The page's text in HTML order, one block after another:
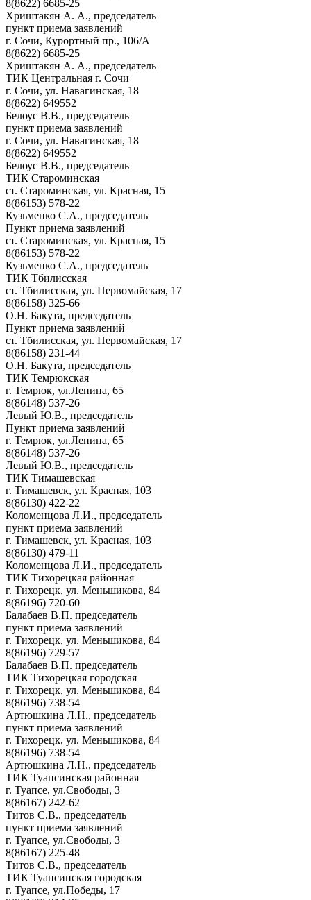
8(8622) 6685-25
Хриштакян А. А., председатель
пункт приема заявлений
г. Сочи, Курортный пр., 106/А
8(8622) 6685-25
Хриштакян А. А., председатель
ТИК Центральная г. Сочи
г. Сочи, ул. Навагинская, 18
8(8622) 649552
Белоус В.В., председатель
пункт приема заявлений
г. Сочи, ул. Навагинская, 18
8(8622) 649552
Белоус В.В., председатель
ТИК Староминская
ст. Староминская, ул. Красная, 15
8(86153) 578-22
Кузьменко С.А., председатель
Пункт приема заявлений
ст. Староминская, ул. Красная, 15
8(86153) 578-22
Кузьменко С.А., председатель
ТИК Тбилисская
ст. Тбилисская, ул. Первомайская, 17
8(86158) 325-66
О.Н. Бакута, председатель
Пункт приема заявлений
ст. Тбилисская, ул. Первомайская, 17
8(86158) 231-44
О.Н. Бакута, председатель
ТИК Темрюкская
г. Темрюк, ул.Ленина, 65
8(86148) 537-26
Левый Ю.В., председатель
Пункт приема заявлений
г. Темрюк, ул.Ленина, 65
8(86148) 537-26
Левый Ю.В., председатель
ТИК Тимашевская
г. Тимашевск, ул. Красная, 103
8(86130) 422-22
Коломенцова Л.И., председатель
пункт приема заявлений
г. Тимашевск, ул. Красная, 103
8(86130) 479-11
Коломенцова Л.И., председатель
ТИК Тихорецкая районная
г. Тихорецк, ул. Меньшикова, 84
8(86196) 720-60
Балабаев В.П. председатель
пункт приема заявлений
г. Тихорецк, ул. Меньшикова, 84
8(86196) 729-57
Балабаев В.П. председатель
ТИК Тихорецкая городская
г. Тихорецк, ул. Меньшикова, 84
8(86196) 738-54
Артюшкина Л.Н., председатель
пункт приема заявлений
г. Тихорецк, ул. Меньшикова, 84
8(86196) 738-54
Артюшкина Л.Н., председатель
ТИК Туапсинская районная
г. Туапсе, ул.Свободы, 3
8(86167) 242-62
Титов С.В., председатель
пункт приема заявлений
г. Туапсе, ул.Свободы, 3
8(86167) 225-48
Титов С.В., председатель
ТИК Туапсинская городская
г. Туапсе, ул.Победы, 17